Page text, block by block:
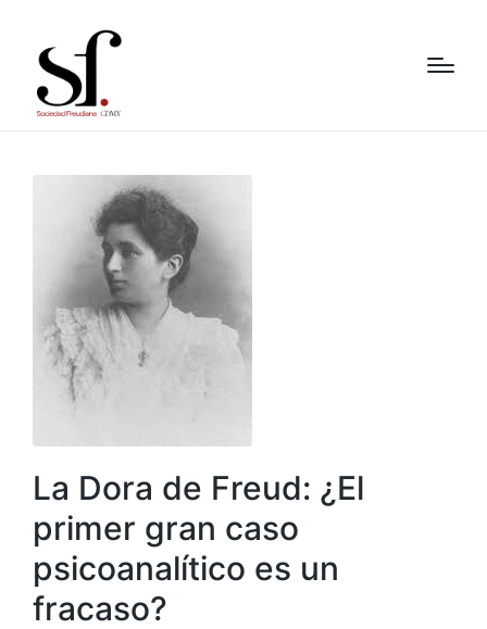
La Dora de Freud: ¿El
primer gran caso
psicoanalítico es un
fracaso?